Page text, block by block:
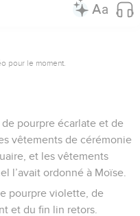
pour le moment.
pourpre écarlate et de
vêtements de cérémonie
et les vêtements
l’avait ordonné à Moïse.
pourpre violette, de
et du fin lin retors.